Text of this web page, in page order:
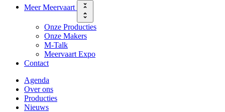
Meer Meervaart
Onze Producties
Onze Makers
M-Talk
Meervaart Expo
Contact
Agenda
Over ons
Producties
Nieuws